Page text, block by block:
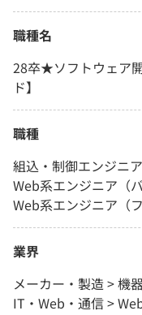
職種名
28卒★ソフトウェア
ド】
職種
組込・制御エンジニア
Web系エンジニア（
Web系エンジニア（
業界
メーカー・製造 > 機
IT・Web・通信 >